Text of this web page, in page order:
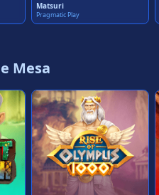
Matsuri
Pragmatic Play
Mesa